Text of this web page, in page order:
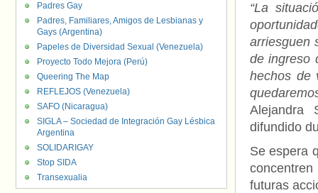
“La
arriesguen
de ingreso
hechos de
Alejandra
difundido
Se espera
futuras
Padres Gay
Padres, Familiares, Amigos de Lesbianas y
Gays (Argentina)
Papeles de Diversidad Sexual (Venezuela)
Proyecto Todo Mejora (Perú)
Queering The Map
REFLEJOS (Venezuela)
SAFO (Nicaragua)
SIGLA – Sociedad de Integración Gay Lésbica
Argentina
SOLIDARIGAY
Stop SIDA
Transexualia